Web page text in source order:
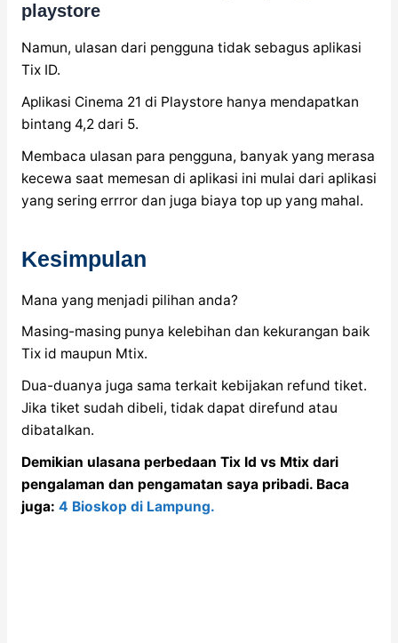
playstore
Namun, ulasan dari pengguna tidak sebagus aplikasi
Tix ID.
Aplikasi Cinema 21 di Playstore hanya mendapatkan
bintang 4,2 dari 5.
Membaca ulasan para pengguna, banyak yang merasa
kecewa saat memesan di aplikasi ini mulai dari aplikasi
yang sering errror dan juga biaya top up yang mahal.
Kesimpulan
Mana yang menjadi pilihan anda?
Masing-masing punya kelebihan dan kekurangan baik
Tix id maupun Mtix.
Dua-duanya juga sama terkait kebijakan refund tiket.
Jika tiket sudah dibeli, tidak dapat direfund atau
dibatalkan.
Demikian ulasana perbedaan Tix Id vs Mtix dari
pengalaman dan pengamatan saya pribadi. Baca
juga: 4 Bioskop di Lampung.